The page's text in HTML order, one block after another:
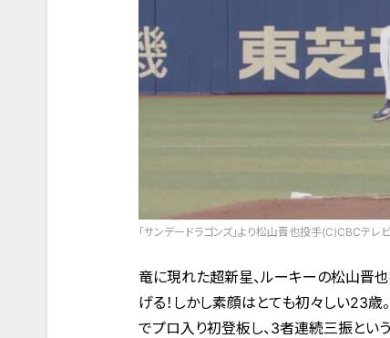
「サンデードラゴンズ」より松山晋也投手(C)CBCテレビ
竜に現れた超新星、ルーキーの松山晋
げる！しかし素顔はとても初々しい23歳
でプロ入り初登板し、3者連続三振とい